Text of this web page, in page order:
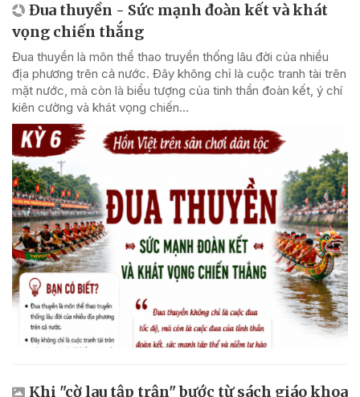
Đua thuyền - Sức mạnh đoàn kết và khát
vọng chiến thắng
Đua thuyền là môn thể thao truyền thống lâu đời của nhiều
địa phương trên cả nước. Đây không chỉ là cuộc tranh tài trên
mặt nước, mà còn là biểu tượng của tinh thần đoàn kết, ý chí
kiên cường và khát vọng chiến...
Khi "cờ lau tập trận" bước từ sách giáo khoa